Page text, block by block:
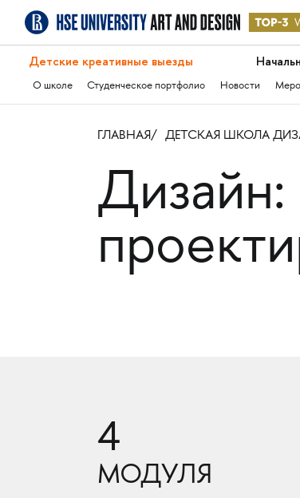
Детские креативные выезды
О школе Студенческое портфолио Новости
ГЛАВНАЯ ДЕТСКАЯ ШКОЛА
Дизайн:
4
МОДУЛЯ